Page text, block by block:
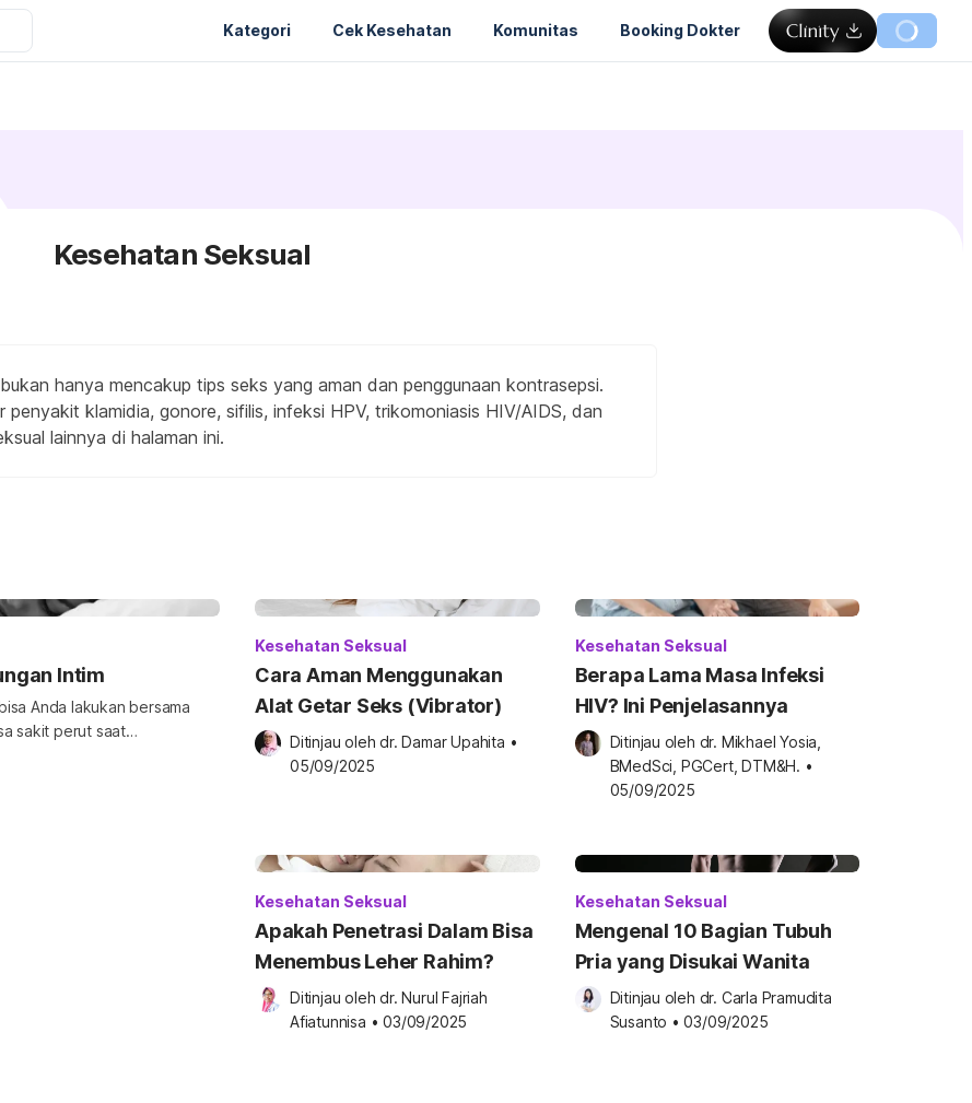
Kategori Cek Kesehatan Komunitas Booking Dokter
Kesehatan Seksual
hanya mencakup tips seks yang aman dan penggunaan kontrasepsi.
penyakit klamidia, gonore, sifilis, infeksi HPV, trikomoniasis HIV/AIDS, dan
lainnya di halaman ini.
Intim
Anda lakukan bersama
sakit perut saat
tahu jawabannya berikut
saat melakukan
Kesehatan Seksual
Cara Aman Menggunakan
Alat Getar Seks (Vibrator)
Ditinjau oleh dr. Damar Upahita •
05/09/2025
Kesehatan Seksual
Berapa Lama Masa Infeksi
HIV? Ini Penjelasannya
Ditinjau oleh dr. Mikhael Yosia,
BMedSci, PGCert, DTM&H. •
05/09/2025
Kesehatan Seksual
Apakah Penetrasi Dalam Bisa
Menembus Leher Rahim?
Ditinjau oleh dr. Nurul Fajriah
Afiatunnisa • 03/09/2025
Kesehatan Seksual
Mengenal 10 Bagian Tubuh
Pria yang Disukai Wanita
Ditinjau oleh dr. Carla Pramudita
Susanto • 03/09/2025